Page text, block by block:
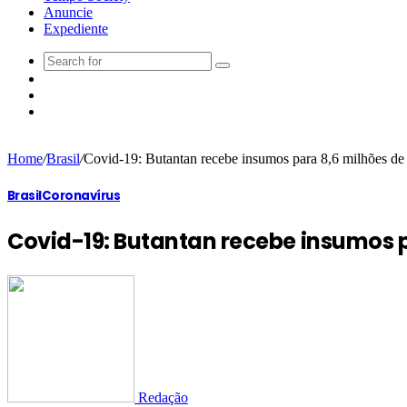
Anuncie
Expediente
Home/Brasil/Covid-19: Butantan recebe insumos para 8,6 milhões de
BrasilCoronavírus
Covid-19: Butantan recebe
Redação